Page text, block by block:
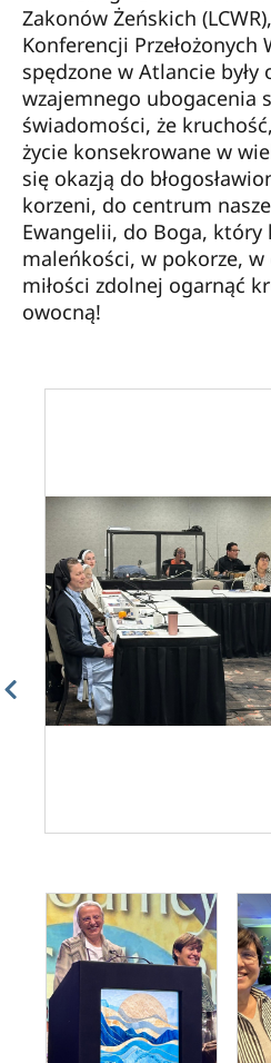
Zakonów Żeńskich
Konferencji Przełożonych
spędzone w Atlancie były
wzajemnego ubogacenia
świadomości, że
życie konsekrowane w
się okazją do
korzeni, do centrum
Ewangelii, do Boga,
maleńkości, w pokorze, w
miłości zdolnej ogarnąć
owocną!